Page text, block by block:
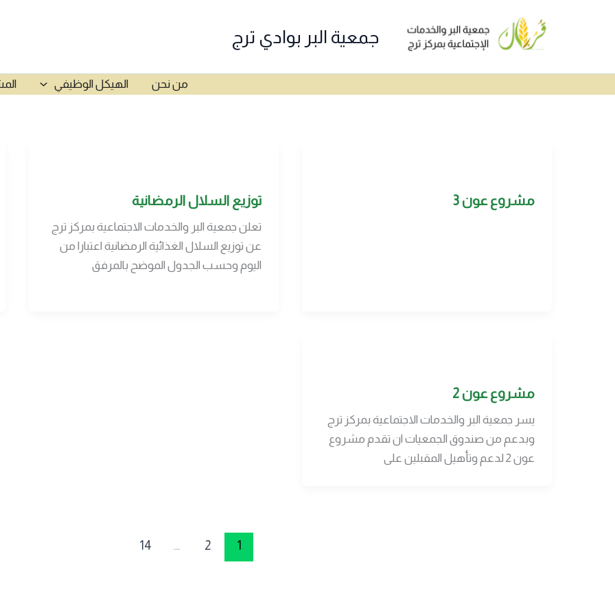
جمعية البر بوادي ترج
من نحن الهيكل الوظيفي
مشروع عون 3 توزيع السلال الرمضانية
تعلن جمعية البر والخدمات الاجتماعية بمركز ترج
عن توزيع السلال الغذائية الرمضانية اعتبارا من
اليوم وحسب الجدول الموضح بالمرفق
مشروع عون 2
يسر جمعية البر والخدمات الاجتماعية بمركز ترج
وبدعم من صندوق الجمعيات ان تقدم مشروع
عون 2 لدعم وتأهيل المقبلين على
1
2
…
14